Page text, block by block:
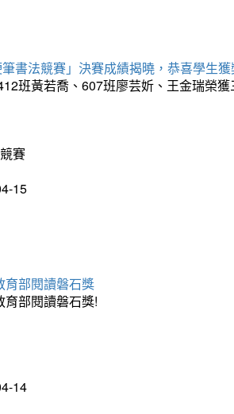
書法競賽」決賽成績揭曉，恭喜學生
班黃若喬、607班廖芸妡、王金瑞榮
賽
15
育部閱讀磐石獎
部閱讀磐石獎!
14